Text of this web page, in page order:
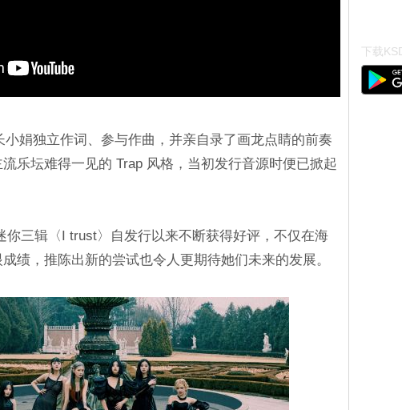
娟独立作词、参与作曲，并亲自录了画龙点睛的前奏
乐坛难得一见的 Trap 风格，当初发行音源时便已掀起
你三辑〈I trust〉自发行以来不断获得好评，不仅在海
绩，推陈出新的尝试也令人更期待她们未来的发展。
下载